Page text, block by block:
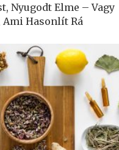
Nyugodt Elme – Vagy
Ami Hasonlít Rá